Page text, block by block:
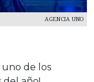
AGENCIA UNO
uno de los